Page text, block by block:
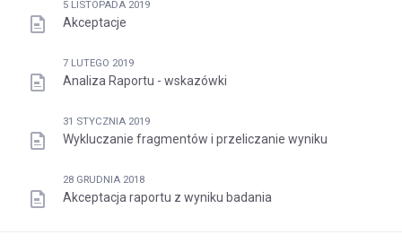
5 LISTOPADA 2019
Akceptacje
7 LUTEGO 2019
Analiza Raportu - wskazówki
31 STYCZNIA 2019
Wykluczanie fragmentów i przeliczanie wyniku
28 GRUDNIA 2018
Akceptacja raportu z wyniku badania